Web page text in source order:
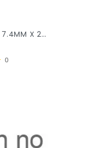
SILICON JANEL LARGO 7.4MM X 25CM 1KG X/10
0